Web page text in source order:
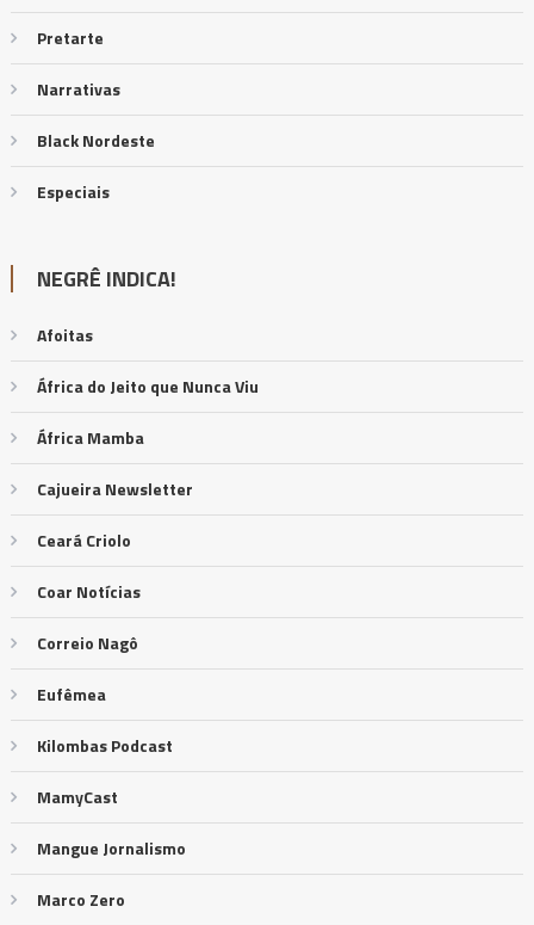
Pretarte
Narrativas
Black Nordeste
Especiais
NEGRÊ INDICA!
Afoitas
África do Jeito que Nunca Viu
África Mamba
Cajueira Newsletter
Ceará Criolo
Coar Notícias
Correio Nagô
Eufêmea
Kilombas Podcast
MamyCast
Mangue Jornalismo
Marco Zero